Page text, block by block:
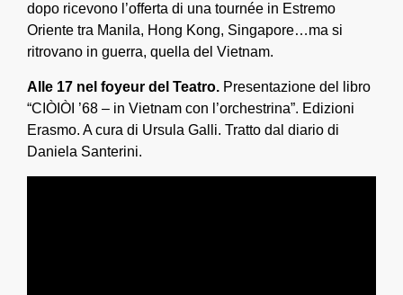
dopo ricevono l’offerta di una tournée in Estremo
Oriente tra Manila, Hong Kong, Singapore…ma si
ritrovano in guerra, quella del Vietnam.
Alle 17 nel foyeur del Teatro. Presentazione del libro
“CIÒIÒI ’68 – in Vietnam con l’orchestrina”. Edizioni
Erasmo. A cura di Ursula Galli. Tratto dal diario di
Daniela Santerini.